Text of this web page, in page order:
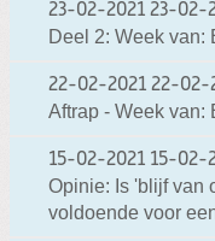
23-02-2021 23-02-
Deel 2: Week van:
22-02-2021 22-02-
Aftrap - Week van:
15-02-2021 15-02-
Opinie: Is 'blijf van
voldoende voor